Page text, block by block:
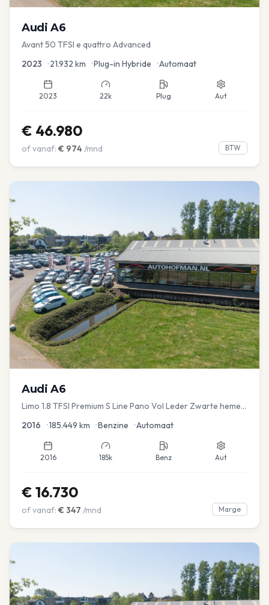
Audi A6
Avant 50 TFSI e quattro Advanced
2023 •21.932 km •Plug-in Hybride •Automaat
2023 22k Plug Aut
€ 46.980
of vanaf: € 974 /mnd BTW
Audi A6
Limo 1.8 TFSI Premium S Line Pano Vol Leder Zwarte hemel
2016 •185.449 km •Benzine •Automaat
2016 185k Benz Aut
€ 16.730
of vanaf: € 347 /mnd Marge